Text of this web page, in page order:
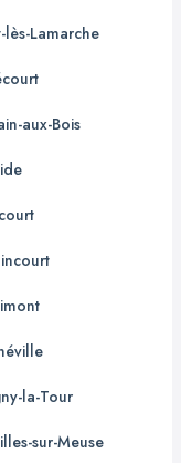
lès-Lamarche
aux-Bois
la-Tour
sur-Meuse